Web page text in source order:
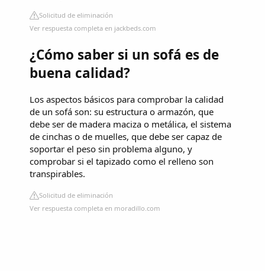
Solicitud de eliminación
Ver respuesta completa en jackbeds.com
¿Cómo saber si un sofá es de
buena calidad?
Los aspectos básicos para comprobar la calidad
de un sofá son: su estructura o armazón, que
debe ser de madera maciza o metálica, el sistema
de cinchas o de muelles, que debe ser capaz de
soportar el peso sin problema alguno, y
comprobar si el tapizado como el relleno son
transpirables.
Solicitud de eliminación
Ver respuesta completa en moradillo.com